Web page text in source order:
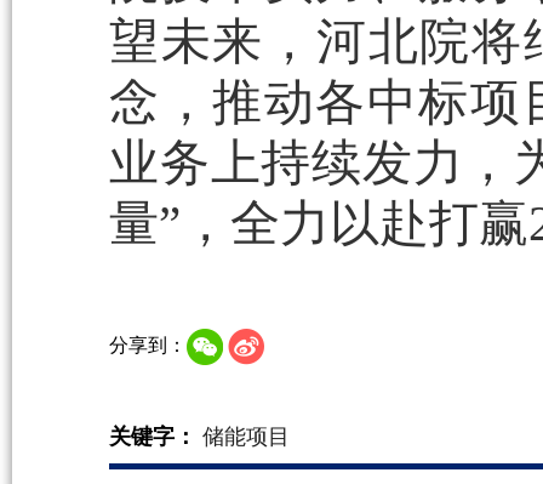
望未来，河北院将
念，推动各中标项
业务上持续发力，
量”，全力以赴打
分享到：
关键字： 储能项目